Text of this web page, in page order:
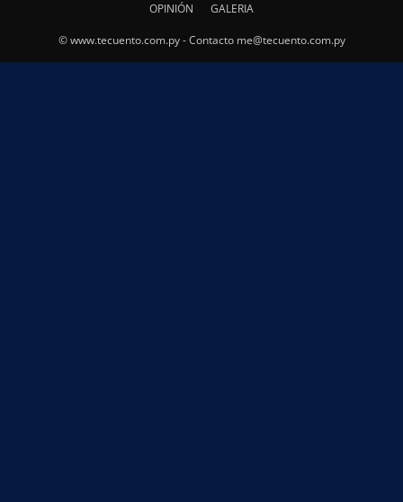
OPINIÓN
GALERIA
© www.tecuento.com.py - Contacto me@tecuento.com.py